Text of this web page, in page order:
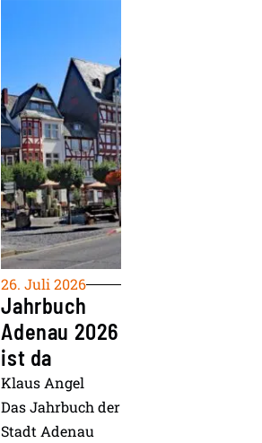
26. Juli 2026
Jahrbuch
Adenau 2026
ist da
Klaus Angel
Das Jahrbuch der
Stadt Adenau